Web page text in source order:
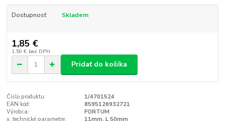
Dostupnosť Skladem
1,85 €
1,50 € bez DPH
Pridať do košíka
Číslo produktu:
1/4701524
EAN kód:
8595126932721
Výrobca:
FORTUM
x_technické parametre:
11mm, L 50mm